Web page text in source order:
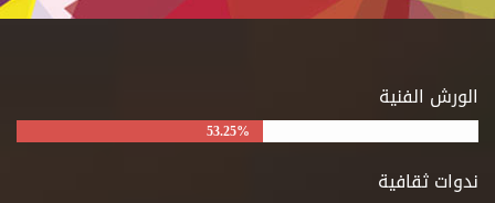
الورش الفنية
53.25%
ندوات ثقافية